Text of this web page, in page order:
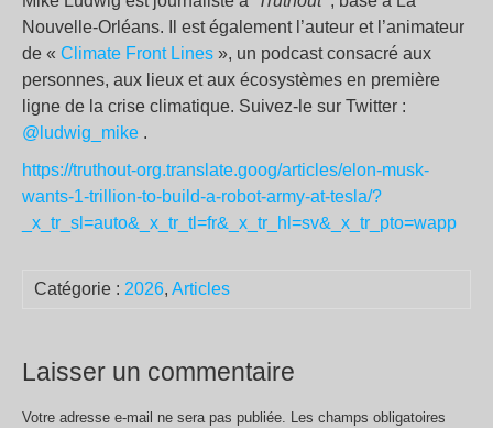
Nouvelle-Orléans. Il est également l’auteur et l’animateur
de « Climate Front Lines », un podcast consacré aux
personnes, aux lieux et aux écosystèmes en première
ligne de la crise climatique. Suivez-le sur Twitter :
@ludwig_mike .
https://truthout-org.translate.goog/articles/elon-musk-
wants-1-trillion-to-build-a-robot-army-at-tesla/?
_x_tr_sl=auto&_x_tr_tl=fr&_x_tr_hl=sv&_x_tr_pto=wapp
Catégorie : 2026, Articles
Laisser un commentaire
Votre adresse e-mail ne sera pas publiée.
Les champs obligatoires